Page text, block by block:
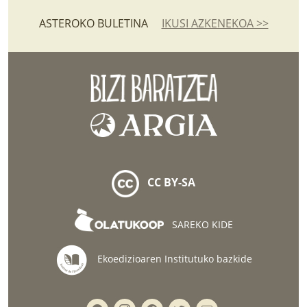
ASTEROKO BULETINA IKUSI AZKENEKOA >>
CC BY-SA
SAREKO KIDE
Ekoedizioaren Institutuko bazkide